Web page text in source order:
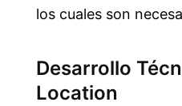
los cuales son
Desarrollo
Location